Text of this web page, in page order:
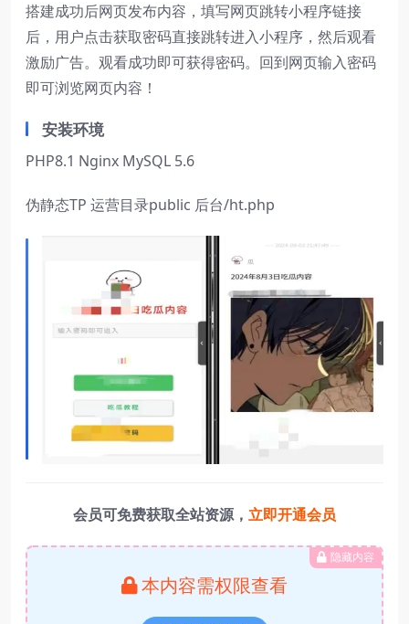
搭建成功后网页发布内容，填写网页跳转小程序链接
后，用户点击获取密码直接跳转进入小程序，然后观看
激励广告。观看成功即可获得密码。回到网页输入密码
即可浏览网页内容！
安装环境
PHP8.1 Nginx MySQL 5.6
伪静态TP 运营目录public 后台/ht.php
会员可免费获取全站资源， 立即开通会员
隐藏内容
本内容需权限查看